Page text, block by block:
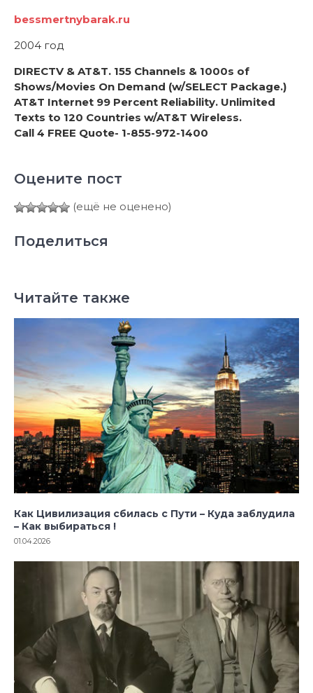
bessmertnybarak.ru
2004 год
DIRECTV & AT&T. 155 Channels & 1000s of
Shows/Movies On Demand (w/SELECT Package.)
AT&T Internet 99 Percent Reliability. Unlimited
Texts to 120 Countries w/AT&T Wireless.
Call 4 FREE Quote- 1-855-972-1400
Оцените пост
(ещё не оценено)
Поделиться
Читайте также
Как Цивилизация сбилась с Пути – Куда заблудила
– Как выбираться !
01.04.2026